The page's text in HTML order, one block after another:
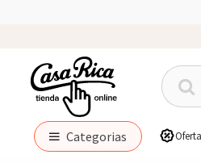
B
u
c
Categorias